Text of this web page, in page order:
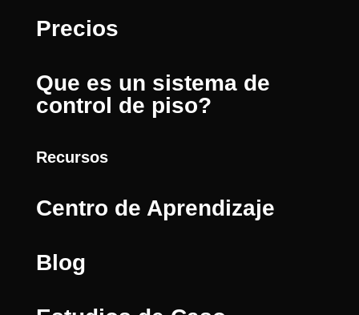
Precios
Que es un sistema de
control de piso?
Recursos
Centro de Aprendizaje
Blog